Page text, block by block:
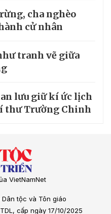
cha nghèo
cử nhân
tranh vẽ giữa
lưu giữ kí ức lịch
thư Trường Chinh
VietNamNet
tộc và Tôn giáo
cấp ngày 17/10/2025